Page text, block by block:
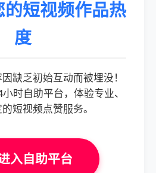
的短视频作品热
度
缺乏初始互动而被埋没！
时自助平台，体验专业、
短视频点赞服务。
入自助平台